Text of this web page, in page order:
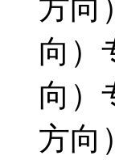
方向
向）
向）
方向